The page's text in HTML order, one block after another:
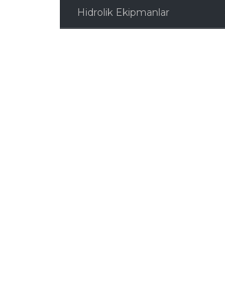
Hidrolik Ekipmanlar